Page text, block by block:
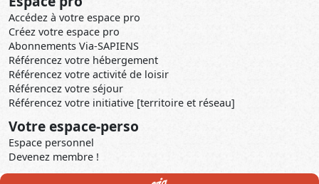
Accédez à votre espace pro
Créez votre espace pro
Abonnements Via-SAPIENS
Référencez votre hébergement
Référencez votre activité de loisir
Référencez votre séjour
Référencez votre initiative [territoire et réseau]
Votre espace-perso
Espace personnel
Devenez membre !